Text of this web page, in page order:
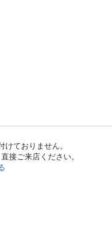
ておりません。
接ご来店ください。